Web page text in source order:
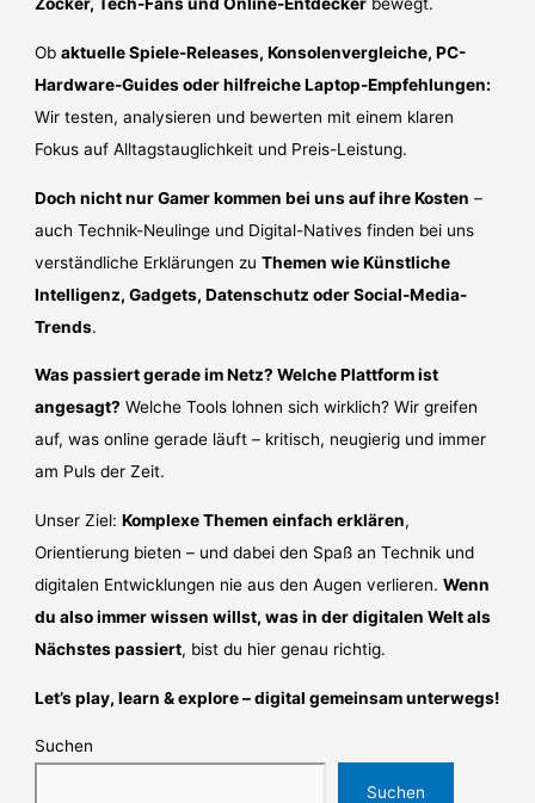
Zocker, Tech-Fans und Online-Entdecker bewegt.
Obaktuelle Spiele-Releases, Konsolenvergleiche, PC-
Hardware-Guides oder hilfreiche Laptop-Empfehlungen:
Wir testen, analysieren und bewerten mit einem klaren
Fokus auf Alltagstauglichkeit und Preis-Leistung.
Doch nicht nur Gamer kommen bei uns auf ihre Kosten –
auch Technik-Neulinge und Digital-Natives finden bei uns
verständliche Erklärungen zuThemen wie Künstliche
Intelligenz, Gadgets, Datenschutz oder Social-Media-
Trends.
Was passiert gerade im Netz? Welche Plattform ist
angesagt? Welche Tools lohnen sich wirklich? Wir greifen
auf, was online gerade läuft – kritisch, neugierig und immer
am Puls der Zeit.
Unser Ziel:Komplexe Themen einfach erklären,
Orientierung bieten – und dabei den Spaß an Technik und
digitalen Entwicklungen nie aus den Augen verlieren.Wenn
du also immer wissen willst, was in der digitalen Welt als
Nächstes passiert, bist du hier genau richtig.
Let’s play, learn & explore – digital gemeinsam unterwegs!
Suchen
Suchen